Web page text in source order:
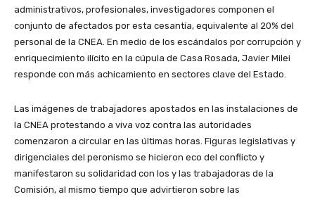
administrativos, profesionales, investigadores componen el
conjunto de afectados por esta cesantía, equivalente al 20% del
personal de la CNEA. En medio de los escándalos por corrupción y
enriquecimiento ilícito en la cúpula de Casa Rosada, Javier Milei
responde con más achicamiento en sectores clave del Estado.
Las imágenes de trabajadores apostados en las instalaciones de
la CNEA protestando a viva voz contra las autoridades
comenzaron a circular en las últimas horas. Figuras legislativas y
dirigenciales del peronismo se hicieron eco del conflicto y
manifestaron su solidaridad con los y las trabajadoras de la
Comisión, al mismo tiempo que advirtieron sobre las